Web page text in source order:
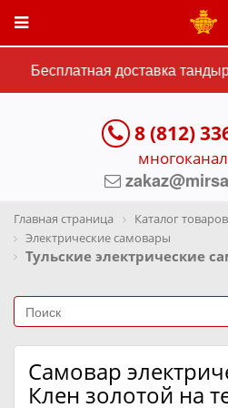
Бесплатная доставка
8 (812)
Главная страница Каталог товаров
Электрические самовары
Тульские электрические
Самовар
Клен золотой на